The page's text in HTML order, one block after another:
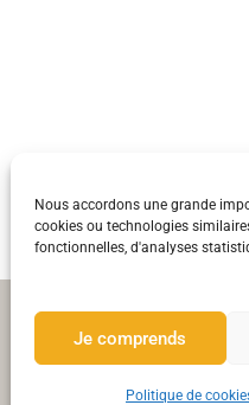
Nous accordons une grande
cookies ou technologies
fonctionnelles, d'analyses
Je comprends
Politique de
Suivez moi sur
Réductions et